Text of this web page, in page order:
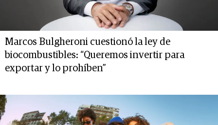
Marcos Bulgheroni cuestionó la ley de
biocombustibles: “Queremos invertir para
exportar y lo prohíben”